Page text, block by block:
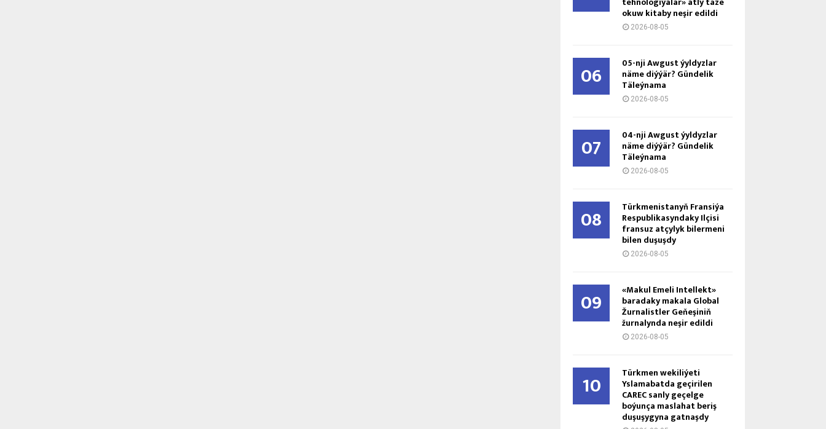
okuw kitaby neşir edildi
2026-08-05
06 05-nji Awgust ýyldyzlar
näme diýýär? Gündelik
Täleýnama
2026-08-05
07 04-nji Awgust ýyldyzlar
näme diýýär? Gündelik
Täleýnama
2026-08-05
08 Türkmenistanyň Fransiýa
Respublikasyndaky Ilçisi
fransuz atçylyk bilermeni
bilen duşuşdy
2026-08-05
09 «Makul Emeli Intellekt»
baradaky makala Global
Žurnalistler Geňeşiniň
žurnalynda neşir edildi
2026-08-05
10 Türkmen wekiliýeti
Yslamabatda geçirilen
CAREC sanly geçelge
boýunça maslahat beriş
duşuşygyna gatnaşdy